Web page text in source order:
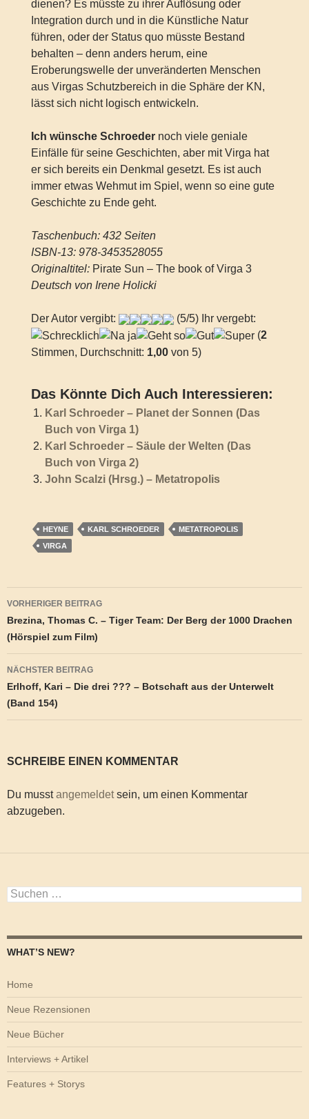
dienen? Es müsste zu ihrer Auflösung oder
Integration durch und in die Künstliche Natur
führen, oder der Status quo müsste Bestand
behalten – denn anders herum, eine
Eroberungswelle der unveränderten Menschen
aus Virgas Schutzbereich in die Sphäre der KN,
lässt sich nicht logisch entwickeln.
Ich wünsche Schroedernoch viele geniale
Einfälle für seine Geschichten, aber mit Virga hat
er sich bereits ein Denkmal gesetzt. Es ist auch
immer etwas Wehmut im Spiel, wenn so eine gute
Geschichte zu Ende geht.
Taschenbuch: 432 Seiten
ISBN-13: 978-3453528055
Originaltitel: Pirate Sun – The book of Virga 3
Deutsch von Irene Holicki
Der Autor vergibt:
(5/5) Ihr vergebt:
(2
Stimmen, Durchschnitt: 1,00von 5)
Das Könnte Dich Auch Interessieren:
Karl Schroeder – Planet der Sonnen (Das
Buch von Virga 1)
Karl Schroeder – Säule der Welten (Das
Buch von Virga 2)
John Scalzi (Hrsg.) – Metatropolis
HEYNE KARL SCHROEDER
METATROPOLIS
VIRGA
Beitragsnavigation
VORHERIGER BEITRAG
Brezina, Thomas C. – Tiger Team: Der Berg der 1000 Drachen
(Hörspiel zum Film)
NÄCHSTER BEITRAG
Erlhoff, Kari – Die drei ??? – Botschaft aus der Unterwelt
(Band 154)
SCHREIBE EINEN KOMMENTAR
Du musstangemeldetsein, um einen Kommentar
abzugeben.
Suchen
nach:
WHAT’S NEW?
Home
Neue Rezensionen
Neue Bücher
Interviews + Artikel
Features + Storys